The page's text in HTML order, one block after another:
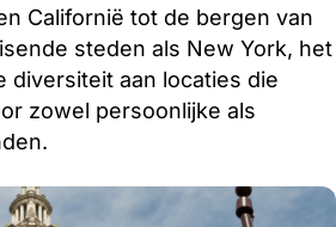
Californië tot de bergen van
steden als New York, het
diversiteit aan locaties die
zowel persoonlijke als